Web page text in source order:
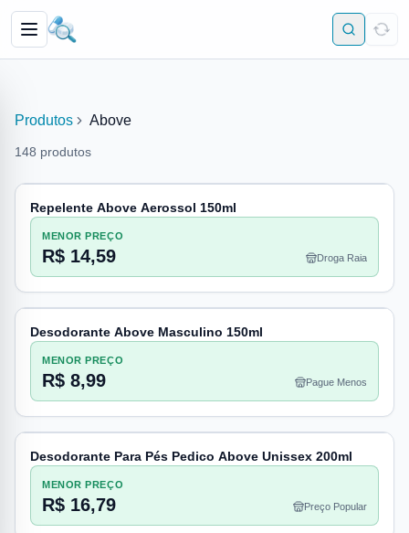
Produtos Above
148 produtos
Repelente Above Aerossol 150ml
MENOR PREÇO
R$ 14,59 Droga Raia
Desodorante Above Masculino 150ml
MENOR PREÇO
R$ 8,99 Pague Menos
Desodorante Para Pés Pedico Above Unissex 200ml
MENOR PREÇO
R$ 16,79 Preço Popular